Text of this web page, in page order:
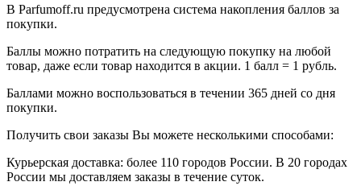
В Parfumoff.ru предусмотрена система накопления баллов за
покупки.
Баллы можно потратить на следующую покупку на любой
товар, даже если товар находится в акции. 1 балл = 1 рубль.
Баллами можно воспользоваться в течении 365 дней со дня
покупки.
Получить свои заказы Вы можете несколькими способами:
Курьерская доставка: более 110 городов России. В 20 городах
России мы доставляем заказы в течение суток.